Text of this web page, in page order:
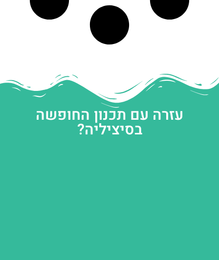
עזרה עם תכנון החופשה
בסיציליה?